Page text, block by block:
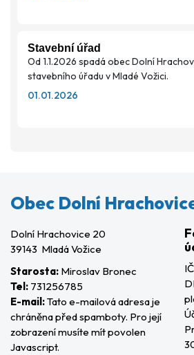
Stavební úřad
Od 1.1.2026 spadá obec Dolní
stavebního úřadu v Mladé Vožici.
01.01.2026
Obec Dolní
Dolní Hrachovice 20
39143 Mladá Vožice
Starosta: Miroslav Bronec
Tel: 731256785
E-mail:Tato e-mailová adresa je
chráněna před spamboty. Pro její
zobrazení musíte mít povolen
Javascript.